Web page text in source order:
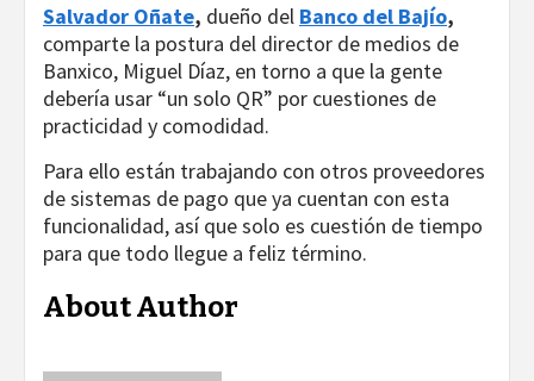
Salvador Oñate, dueño del Banco del Bajío,
comparte la postura del director de medios de
Banxico, Miguel Díaz, en torno a que la gente
debería usar “un solo QR” por cuestiones de
practicidad y comodidad.
Para ello están trabajando con otros proveedores
de sistemas de pago que ya cuentan con esta
funcionalidad, así que solo es cuestión de tiempo
para que todo llegue a feliz término.
About Author